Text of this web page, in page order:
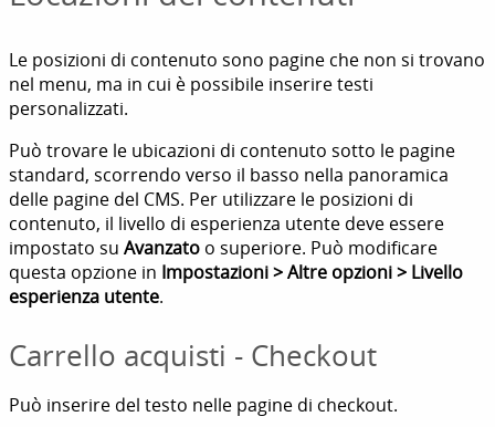
Le posizioni di contenuto sono pagine che non si trovano
nel menu, ma in cui è possibile inserire testi
personalizzati.
Può trovare le ubicazioni di contenuto sotto le pagine
standard, scorrendo verso il basso nella panoramica
delle pagine del CMS. Per utilizzare le posizioni di
contenuto, il livello di esperienza utente deve essere
impostato su Avanzato o superiore. Può modificare
questa opzione in Impostazioni > Altre opzioni > Livello
esperienza utente.
Carrello acquisti - Checkout
Può inserire del testo nelle pagine di checkout.